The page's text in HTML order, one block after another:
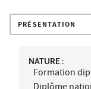
PRÉSENTATION
NATURE :
Formation